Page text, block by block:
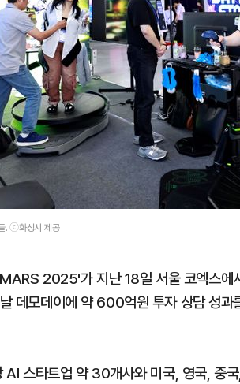
. ⓒ화성시 제공
2025'가 지난 18일 서울 코엑스에
데모데이에 약 600억원 투자 상담 성과
스타트업 약 30개사와 미국, 영국, 중